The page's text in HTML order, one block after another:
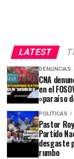
LATEST
DENUNCIAS
CNA
en el
«paraíso
POLÍTICAS
Pastor
Partido
desgaste
rumbo